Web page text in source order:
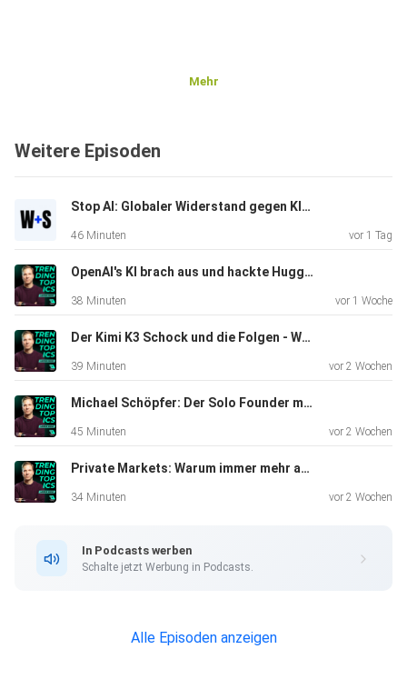
Mehr
Weitere Episoden
Stop AI: Globaler Widerstand gegen KI-Infrastruktur | Wasner + Steinschaden #16
46 Minuten vor 1 Tag
OpenAI's KI brach aus und hackte Hugging Face | Wasner + Steinschaden #15
38 Minuten vor 1 Woche
Der Kimi K3 Schock und die Folgen - Wasner + Steinschaden #14
39 Minuten vor 2 Wochen
Michael Schöpfer: Der Solo Founder mit 3 Mio. Dollar ARR aus Wien
45 Minuten vor 2 Wochen
Private Markets: Warum immer mehr außerhalb der Börse investiert wird
34 Minuten vor 2 Wochen
In Podcasts werben
Schalte jetzt Werbung in Podcasts.
Alle Episoden anzeigen